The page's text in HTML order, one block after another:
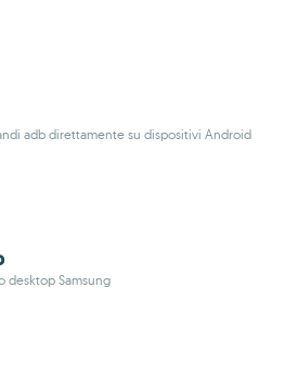
adb direttamente su dispositivi Android
desktop Samsung